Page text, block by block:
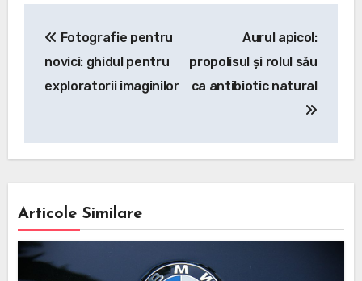
în
articole
Fotografie pentru
novici: ghidul pentru
exploratorii imaginilor
Aurul apicol:
propolisul și rolul său
ca antibiotic natural
Articole Similare